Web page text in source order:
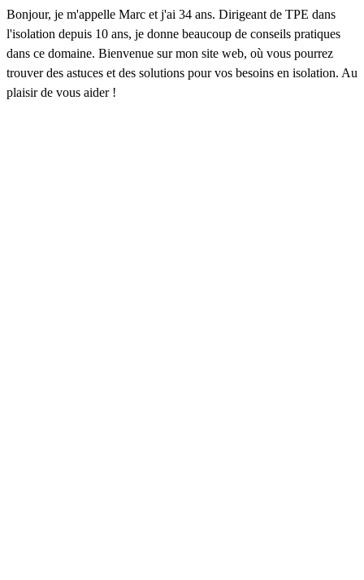
Bonjour, je m'appelle Marc et j'ai 34 ans. Dirigeant de TPE dans
l'isolation depuis 10 ans, je donne beaucoup de conseils pratiques
dans ce domaine. Bienvenue sur mon site web, où vous pourrez
trouver des astuces et des solutions pour vos besoins en isolation. Au
plaisir de vous aider !